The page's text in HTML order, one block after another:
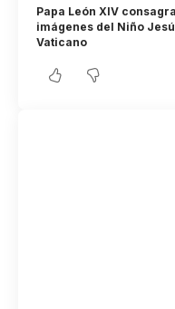
Papa León XIV
imágenes del Niño
Vaticano